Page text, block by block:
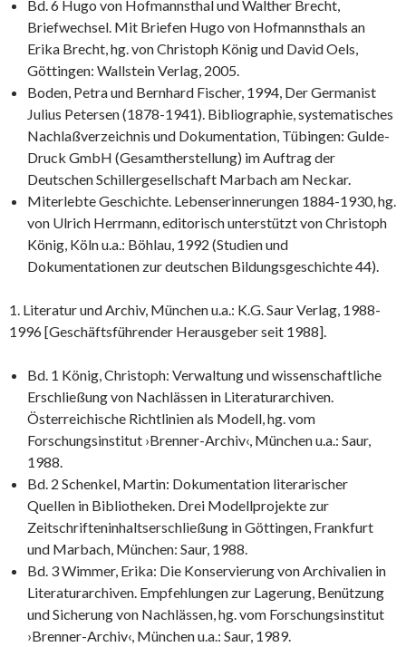
Bd. 6 Hugo von Hofmannsthal und Walther Brecht,
Briefwechsel. Mit Briefen Hugo von Hofmannsthals an
Erika Brecht, hg. von Christoph König und David Oels,
Göttingen: Wallstein Verlag, 2005.
Boden, Petra und Bernhard Fischer, 1994, Der Germanist
Julius Petersen (1878-1941). Bibliographie, systematisches
Nachlaßverzeichnis und Dokumentation, Tübingen: Gulde-
Druck GmbH (Gesamtherstellung) im Auftrag der
Deutschen Schillergesellschaft Marbach am Neckar.
Miterlebte Geschichte. Lebenserinnerungen 1884-1930, hg.
von Ulrich Herrmann, editorisch unterstützt von Christoph
König, Köln u.a.: Böhlau, 1992 (Studien und
Dokumentationen zur deutschen Bildungsgeschichte 44).
1. Literatur und Archiv, München u.a.: K.G. Saur Verlag, 1988-
1996 [Geschäftsführender Herausgeber seit 1988].
Bd. 1 König, Christoph: Verwaltung und wissenschaftliche
Erschließung von Nachlässen in Literaturarchiven.
Österreichische Richtlinien als Modell, hg. vom
Forschungsinstitut ›Brenner-Archiv‹, München u.a.: Saur,
1988.
Bd. 2 Schenkel, Martin: Dokumentation literarischer
Quellen in Bibliotheken. Drei Modellprojekte zur
Zeitschrifteninhaltserschließung in Göttingen, Frankfurt
und Marbach, München: Saur, 1988.
Bd. 3 Wimmer, Erika: Die Konservierung von Archivalien in
Literaturarchiven. Empfehlungen zur Lagerung, Benützung
und Sicherung von Nachlässen, hg. vom Forschungsinstitut
›Brenner-Archiv‹, München u.a.: Saur, 1989.